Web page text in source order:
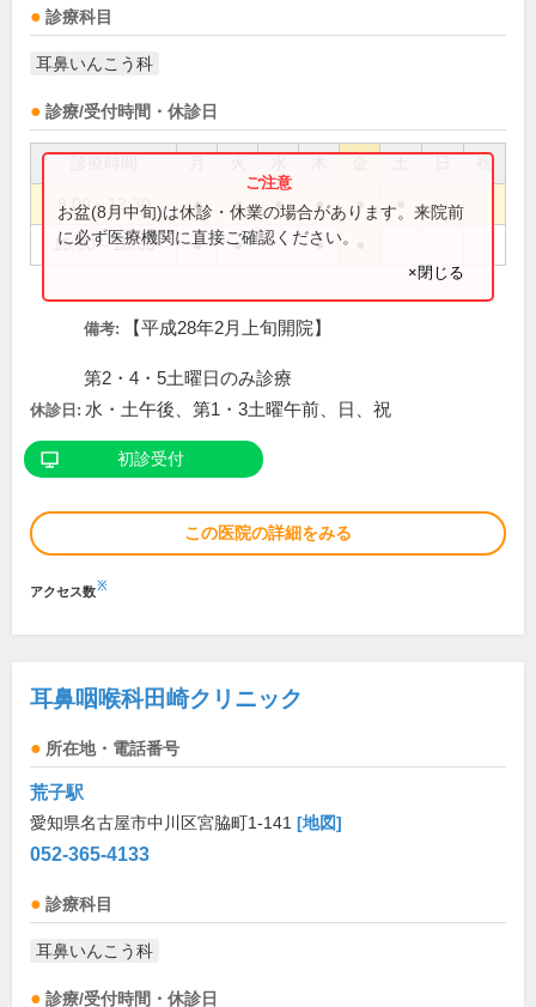
診療科目
耳鼻いんこう科
診療/受付時間・休診日
祝
9:00～12:30 ● ● ● ● ●
15:00～18:30 ● ● ●
お盆(8月中旬)は休診・休業の場合があります。来院前
に必ず医療機関に直接ご確認ください。
×閉じる
備考: 【平成28年2月上旬開院】
第2・4・5土曜日のみ診療
休診日: 水・土午後、第1・3土曜午前、日、祝
初診受付
この医院の詳細をみる
アクセス数※
耳鼻咽喉科田崎クリニック
所在地・電話番号
荒子駅
愛知県名古屋市中川区宮脇町1-141 [地図]
052-365-4133
診療科目
耳鼻いんこう科
診療/受付時間・休診日